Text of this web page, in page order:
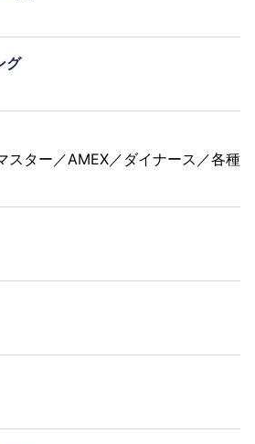
グ
スター／AMEX／ダイナース／各種